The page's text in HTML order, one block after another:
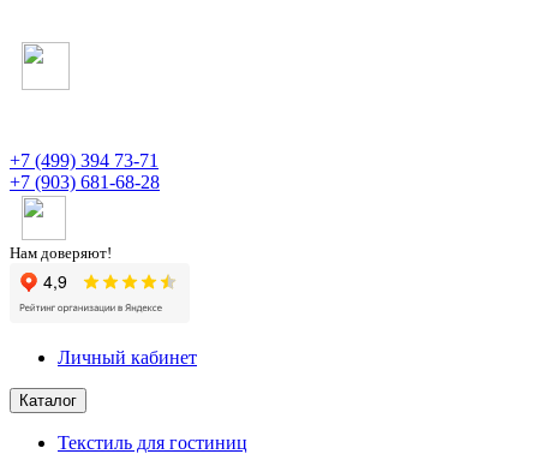
+7 (499) 394 73-71
+7 (903) 681-68-28
Нам доверяют!
Личный кабинет
Каталог
Текстиль для гостиниц